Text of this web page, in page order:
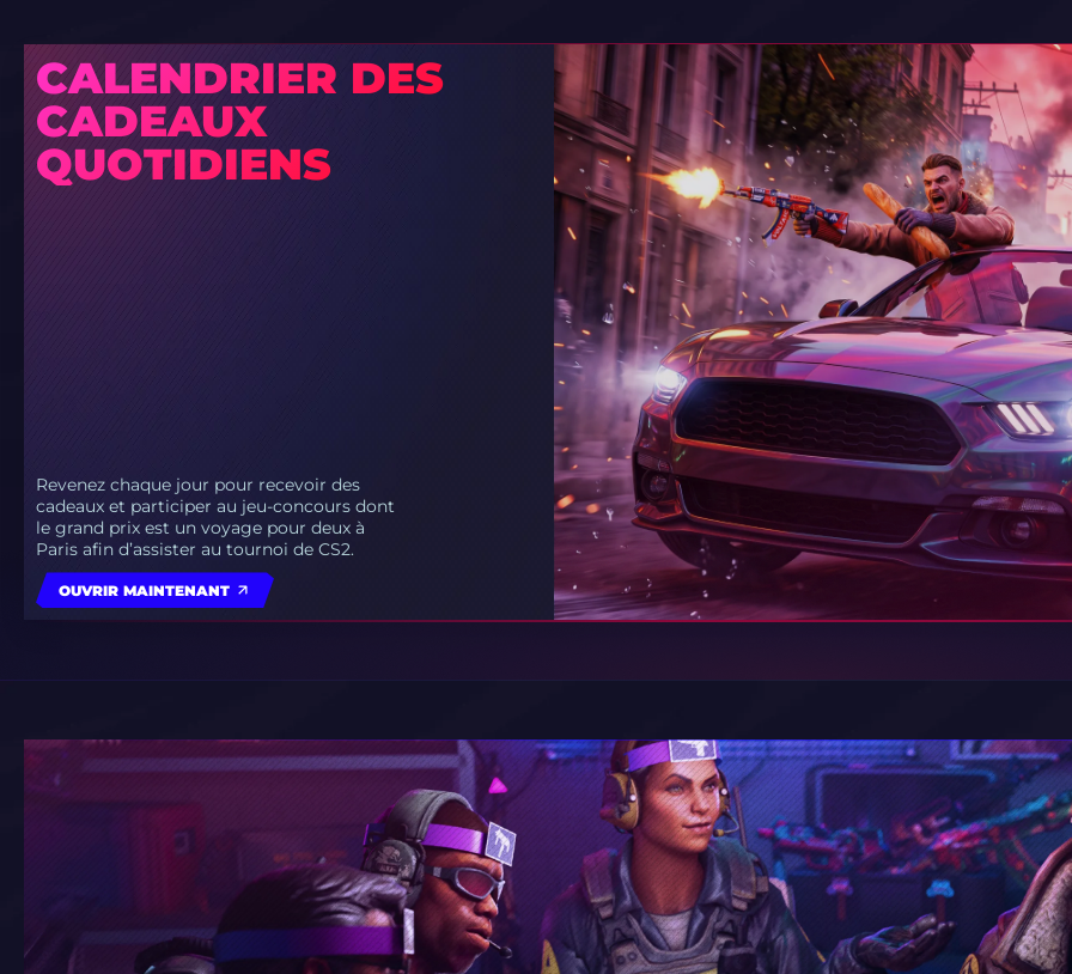
CALENDRIER DES
CADEAUX
QUOTIDIENS
Revenez chaque jour pour recevoir des
cadeaux et participer au jeu-concours dont
le grand prix est un voyage pour deux à
Paris afin d’assister au tournoi de CS2.
OUVRIR MAINTENANT